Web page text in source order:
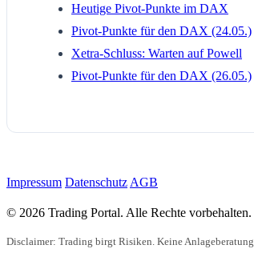
Heutige Pivot-Punkte im DAX
Pivot-Punkte für den DAX (24.05.)
Xetra-Schluss: Warten auf Powell
Pivot-Punkte für den DAX (26.05.)
Impressum Datenschutz AGB
© 2026 Trading Portal. Alle Rechte vorbehalten.
Disclaimer: Trading birgt Risiken. Keine Anlageberatung.